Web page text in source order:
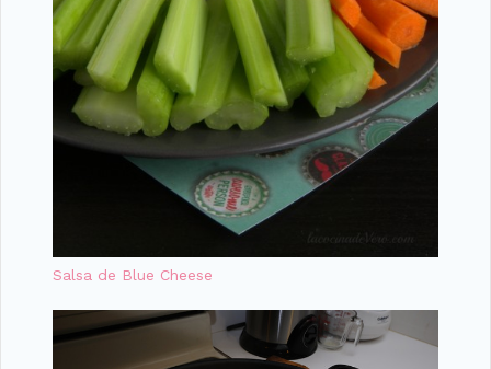
Salsa de Blue Cheese